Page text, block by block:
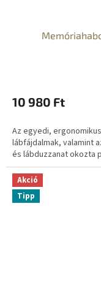
10 980 Ft
Az egyedi,
lábfájdalmak, valamint
és lábduzzanat okozta
Akció
Tipp